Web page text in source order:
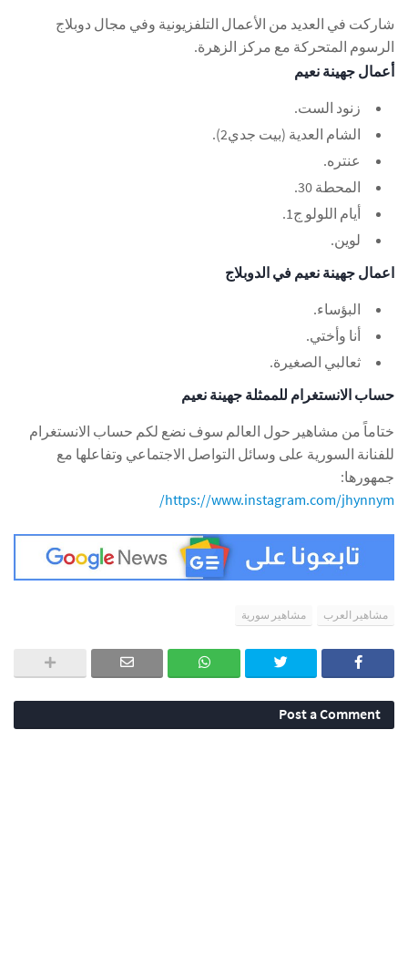
شاركت في العديد من الأعمال التلفزيونية وفي مجال دوبلاج
الرسوم المتحركة مع مركز الزهرة.
أعمال جهينة نعيم
زنود الست.
الشام العدية (بيت جدي2).
عنتره.
المحطة 30.
أيام اللولو ج1.
لوين.
اعمال جهينة نعيم في الدوبلاج
البؤساء.
أنا وأختي.
ثعالبي الصغيرة.
حساب الانستغرام للممثلة جهينة نعيم
ختاماً من مشاهير حول العالم سوف نضع لكم حساب الانستغرام
للفنانة السورية على وسائل التواصل الاجتماعي وتفاعلها مع
جمهورها:
https://www.instagram.com/jhynnym/
مشاهير العرب مشاهير سورية
Post a Comment